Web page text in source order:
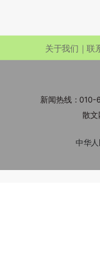
新闻热线：
散
中华
关于我们｜联